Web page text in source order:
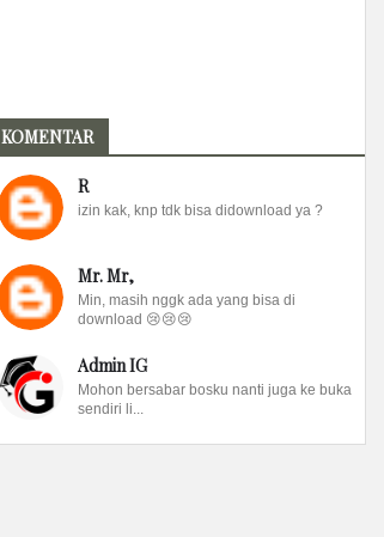
KOMENTAR
R
izin kak, knp tdk bisa didownload ya ?
Mr. Mr,
Min, masih nggk ada yang bisa di
download 😢😢😢
Admin IG
Mohon bersabar bosku nanti juga ke buka
sendiri li...